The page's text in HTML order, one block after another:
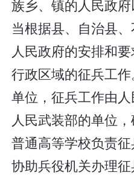
族乡、镇的人民政
当根据县、自治县
人民政府的安排和
行政区域的征兵工
单位，征兵工作由
人民武装部的单位，
普通高等学校负责
协助兵役机关办理征